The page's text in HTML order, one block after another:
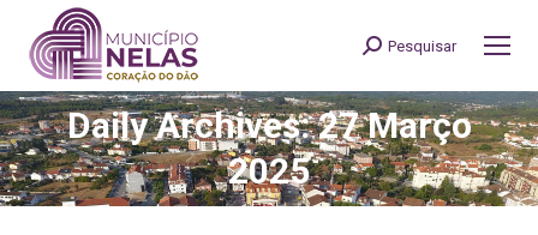
Search:
Pesquisar
Daily Archives: 27 Março
2025
You are here: